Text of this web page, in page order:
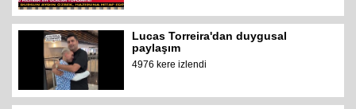
Lucas Torreira'dan duygusal
paylaşım
4976 kere izlendi